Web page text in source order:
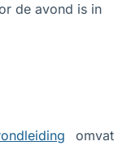
de avond is in
omvat